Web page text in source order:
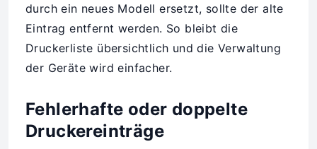
durch ein neues Modell ersetzt, sollte der alte
Eintrag entfernt werden. So bleibt die
Druckerliste übersichtlich und die Verwaltung
der Geräte wird einfacher.
Fehlerhafte oder doppelte
Druckereinträge